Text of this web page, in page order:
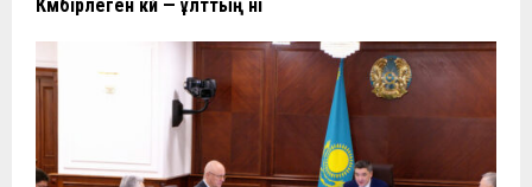
Күмбірлеген күй — ұлттың үні